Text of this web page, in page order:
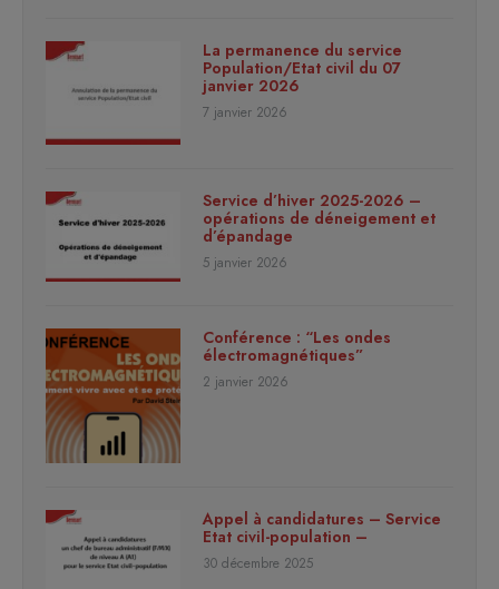
La permanence du service
Population/Etat civil du 07
janvier 2026
7 janvier 2026
Service d’hiver 2025-2026 –
opérations de déneigement et
d’épandage
5 janvier 2026
Conférence : “Les ondes
électromagnétiques”
2 janvier 2026
Appel à candidatures – Service
Etat civil-population –
30 décembre 2025